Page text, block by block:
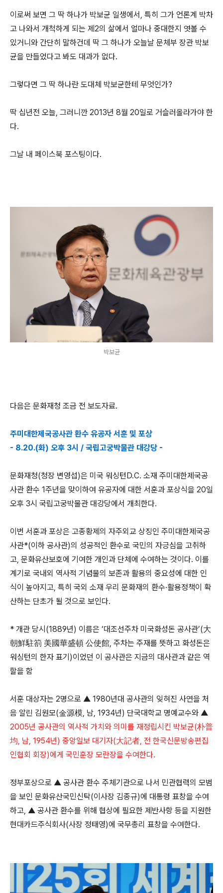
이로써 보면 그 딱 하나가 박보균 일생에서, 특히 그가 언론계 박차
고 나와서 개척하게 되는 제2의 삶에서 얼마나 중대한지 엿볼 수
있거니와 간단히 말하건데 딱 그 하나가 오늘날 문체부 장관 박보
균을 만들었다고 봐도 대과가 없다.
그렇다면 그 딱 하나란 도대체 박보균한테 무엇인가?
딱 십년전 오늘, 그러니깐 2013년 8월 20일로 거슬러올라가야 한
다.
그날 내 페이스북 포스팅이다.
박보균
다음은 문화재청 조금 전 보도자료.
주미대한제국공사관 환수 유공자 서훈 및 포상
- 8.20.(화) 오후 3시 / 국립고궁박물관 대강당 -
문화재청(청장 변영섭)은 미국 워싱턴D.C. 소재 주미대한제국공
사관 환수 1주년을 맞이하여 유공자에 대한 서훈과 포상식을 20일
오후 3시 국립고궁박물관 대강당에서 개최한다.
이번 서훈과 포상은 고종황제의 자주외교 상징인 주미대한제국공
사관*(이하 공사관)의 성공적인 환수로 국민의 자긍심을 고취하
고, 문화유산보호에 기여한 개인과 단체에 수여하는 것이다. 이를
계기로 국내외 역사적 기념물의 보존과 활용의 중요성에 대한 인
식이 높아지고, 특히 국외 소재 우리 문화재의 환수·활용정책이 확
산하는 단초가 될 것으로 보인다.
* 개관 당시(1889년) 이름은 ‘대조선주차 미국화성돈 공사관’(大
朝鮮駐箚 美國華盛頓 公使館, 주차는 주재를 뜻하고 화성돈은
워싱턴의 한자 표기)이었던 이 공사관은 지금의 대사관과 같은 역
할을 함
서훈 대상자는 2명으로 ▲ 1980년대 공사관의 잊혀진 사연을 처
음 알린 김원모(金源模, 남, 1934년) 단국대학교 명예교수와 ▲
2005년 공사관의 역사적 가치와 의미를 재정립시킨 박보균(朴普
均, 남, 1954년) 중앙일보 대기자(大記者, 전 한국신문방송편집
인협회 회장)에게 국민훈장 모란장을 수여한다.
정부포상으로 ▲ 공사관 환수 주체기관으로 나서 민관협력의 모범
을 보인 문화유산국민신탁(이사장 김종규)에 대통령 표창을 수여
하고, ▲ 공사관 환수를 위해 협상에 필요한 제반사항 등을 지원한
현대카드주식회사(사장 정태영)에 국무총리 표창을 수여한다.